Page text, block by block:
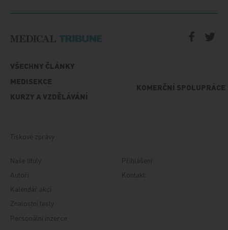
VŠECHNY ČLÁNKY
MEDISEKCE
KURZY A VZDĚLÁVÁNÍ
KOMERČNÍ SPOLUPRÁCE
Tiskové zprávy
Naše tituly
Autoři
Kalendář akcí
Znalostní testy
Personální inzerce
Přihlášení
Kontakt